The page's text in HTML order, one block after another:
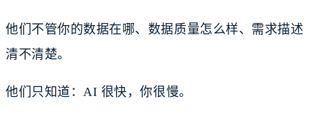
他们不管你的数据在哪、数据质量怎么样、需求描述
清不清楚。
他们只知道：AI 很快，你很慢。